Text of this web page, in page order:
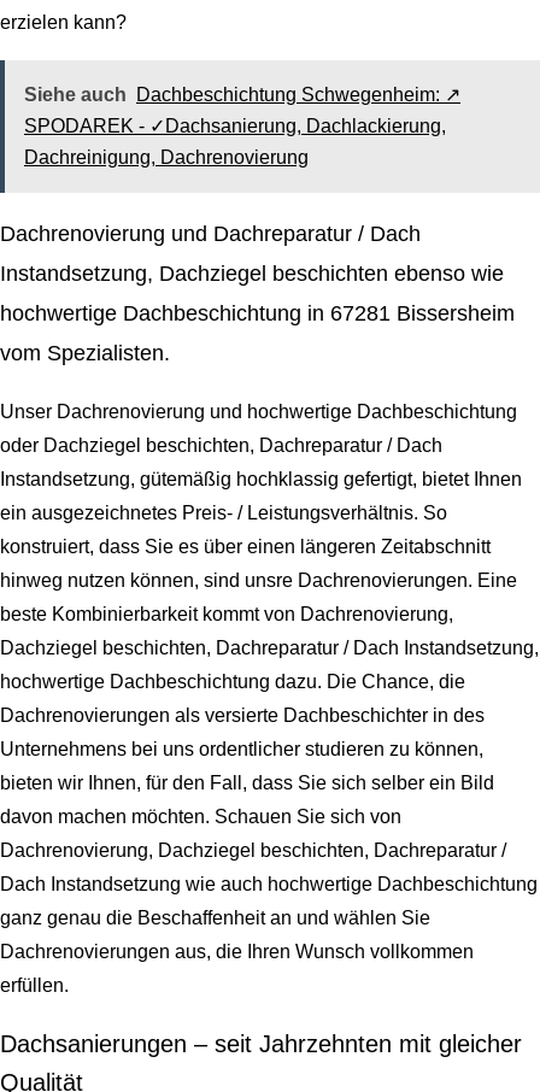
erzielen kann?
Siehe auch
Dachbeschichtung Schwegenheim: ↗️
SPODAREK - ✓Dachsanierung, Dachlackierung,
Dachreinigung, Dachrenovierung
Dachrenovierung und Dachreparatur / Dach
Instandsetzung, Dachziegel beschichten ebenso wie
hochwertige Dachbeschichtung in 67281 Bissersheim
vom Spezialisten.
Unser Dachrenovierung und hochwertige Dachbeschichtung
oder Dachziegel beschichten, Dachreparatur / Dach
Instandsetzung, gütemäßig hochklassig gefertigt, bietet Ihnen
ein ausgezeichnetes Preis- / Leistungsverhältnis. So
konstruiert, dass Sie es über einen längeren Zeitabschnitt
hinweg nutzen können, sind unsre Dachrenovierungen. Eine
beste Kombinierbarkeit kommt von Dachrenovierung,
Dachziegel beschichten, Dachreparatur / Dach Instandsetzung,
hochwertige Dachbeschichtung dazu. Die Chance, die
Dachrenovierungen als versierte Dachbeschichter in des
Unternehmens bei uns ordentlicher studieren zu können,
bieten wir Ihnen, für den Fall, dass Sie sich selber ein Bild
davon machen möchten. Schauen Sie sich von
Dachrenovierung, Dachziegel beschichten, Dachreparatur /
Dach Instandsetzung wie auch hochwertige Dachbeschichtung
ganz genau die Beschaffenheit an und wählen Sie
Dachrenovierungen aus, die Ihren Wunsch vollkommen
erfüllen.
Dachsanierungen – seit Jahrzehnten mit gleicher
Qualität